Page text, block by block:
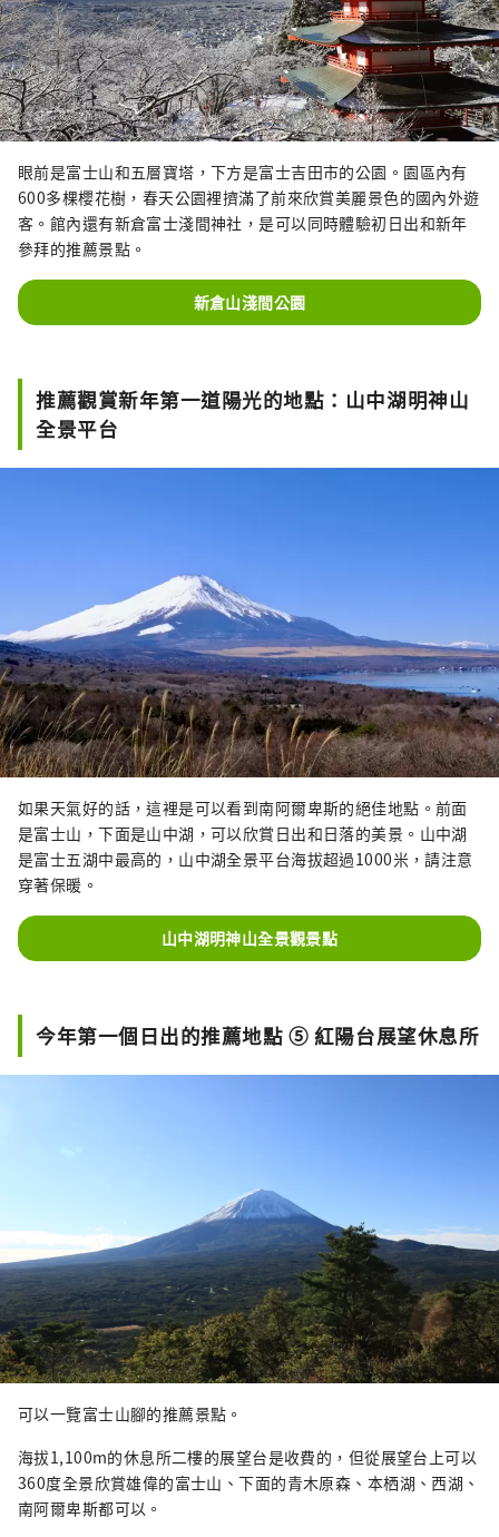
眼前是富士山和五層寶塔，下方是富士吉田市的公園。園區內有
600多棵櫻花樹，春天公園裡擠滿了前來欣賞美麗景色的國內外遊
客。館內還有新倉富士淺間神社，是可以同時體驗初日出和新年
參拜的推薦景點。
新倉山淺間公園
推薦觀賞新年第一道陽光的地點：山中湖明神山
全景平台
如果天氣好的話，這裡是可以看到南阿爾卑斯的絕佳地點。前面
是富士山，下面是山中湖，可以欣賞日出和日落的美景。山中湖
是富士五湖中最高的，山中湖全景平台海拔超過1000米，請注意
穿著保暖。
山中湖明神山全景觀景點
今年第一個日出的推薦地點 ⑤ 紅陽台展望休息所
可以一覽富士山腳的推薦景點。
海拔1,100m的休息所二樓的展望台是收費的，但從展望台上可以
360度全景欣賞雄偉的富士山、下面的青木原森、本栖湖、西湖、
南阿爾卑斯都可以。